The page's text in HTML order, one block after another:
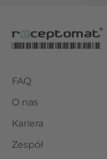
FAQ
O nas
Kariera
Zespół